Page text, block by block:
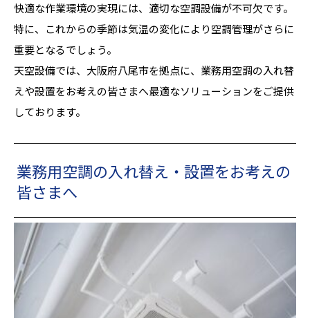
快適な作業環境の実現には、適切な空調設備が不可欠です。
特に、これからの季節は気温の変化により空調管理がさらに
重要となるでしょう。
天空設備では、大阪府八尾市を拠点に、業務用空調の入れ替
えや設置をお考えの皆さまへ最適なソリューションをご提供
しております。
業務用空調の入れ替え・設置をお考えの
皆さまへ